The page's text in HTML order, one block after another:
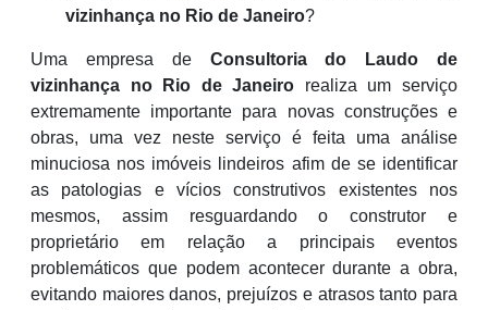
vizinhança no Rio de Janeiro?
Uma empresa de Consultoria do Laudo de
vizinhança no Rio de Janeiro realiza um serviço
extremamente importante para novas construções e
obras, uma vez neste serviço é feita uma análise
minuciosa nos imóveis lindeiros afim de se identificar
as patologias e vícios construtivos existentes nos
mesmos, assim resguardando o construtor e
proprietário em relação a principais eventos
problemáticos que podem acontecer durante a obra,
evitando maiores danos, prejuízos e atrasos tanto para